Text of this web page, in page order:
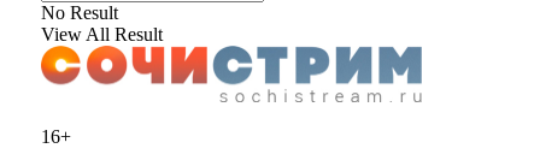
No Result
View All Result
16+